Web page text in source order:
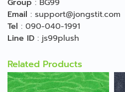
Email : support@jongstit.com
Tel : 090-040-1991
Line ID : js99plush
Related Products